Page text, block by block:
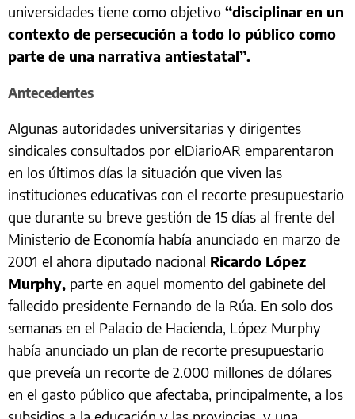
universidades tiene como objetivo “disciplinar en un
contexto de persecución a todo lo público como
parte de una narrativa antiestatal”.
Antecedentes
Algunas autoridades universitarias y dirigentes
sindicales consultados por elDiarioAR emparentaron
en los últimos días la situación que viven las
instituciones educativas con el recorte presupuestario
que durante su breve gestión de 15 días al frente del
Ministerio de Economía había anunciado en marzo de
2001 el ahora diputado nacional Ricardo López
Murphy, parte en aquel momento del gabinete del
fallecido presidente Fernando de la Rúa. En solo dos
semanas en el Palacio de Hacienda, López Murphy
había anunciado un plan de recorte presupuestario
que preveía un recorte de 2.000 millones de dólares
en el gasto público que afectaba, principalmente, a los